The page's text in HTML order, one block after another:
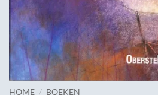
HOME / BOEKEN